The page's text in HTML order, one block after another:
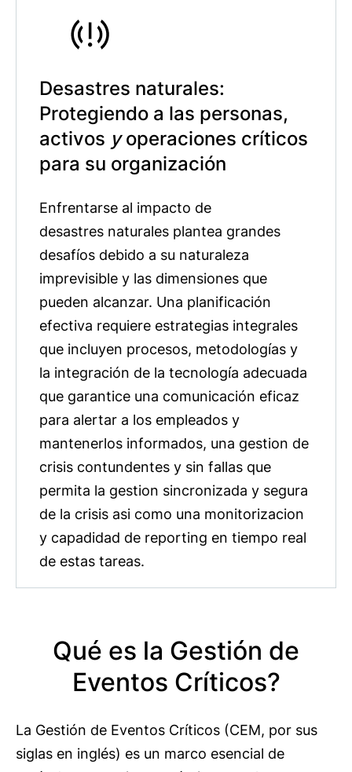
Desastres naturales:
Protegiendo a las personas,
activos yoperaciones críticos
para su organización
Enfrentarse al impacto de
desastres naturales plantea grandes
desafíos debido a su naturaleza
imprevisible y las dimensiones que
pueden alcanzar. Una planificación
efectiva requiere estrategias integrales
que incluyen procesos, metodologías y
la integración de la tecnología adecuada
que garantice una comunicación eficaz
para alertar a los empleados y
mantenerlos informados, una gestion de
crisis contundentes y sin fallas que
permita la gestion sincronizada y segura
de la crisis asi como una monitorizacion
y capadidad de reporting en tiempo real
de estas tareas.
Qué es la Gestión de
Eventos Críticos?
La Gestión de Eventos Críticos (CEM, por sus
siglas en inglés) es un marco esencial de